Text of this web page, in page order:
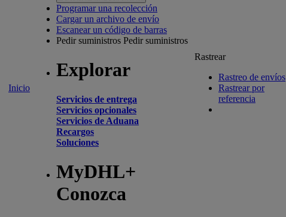
Inicio
Programar una recolección
Cargar un archivo de envío
Escanear un código de barras
Pedir suministros Pedir suministros
Explorar
Servicios de entrega
Servicios opcionales
Servicios de Aduana
Recargos
Soluciones
MyDHL+
Conozca
Rastrear
Rastreo de envíos
Rastrear por
referencia